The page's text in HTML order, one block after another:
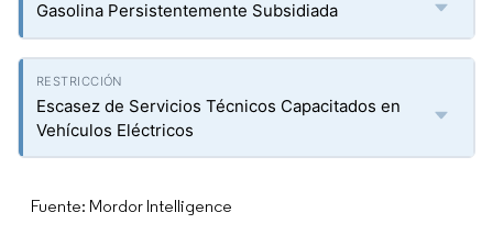
Gasolina Persistentemente Subsidiada
Escasez de Servicios Técnicos Capacitados en
Vehículos Eléctricos
Fuente: Mordor Intelligence